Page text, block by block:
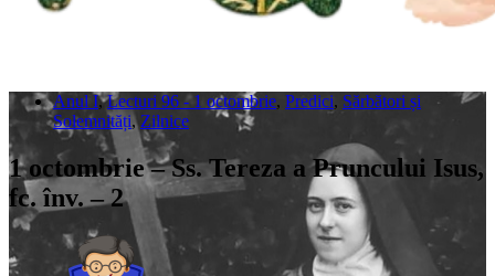
Anul I,Lecturi 96 - 1 octombrie, Predici, Sărbători și
Solemnități,Zilnice
1 octombrie – Ss. Tereza a Pruncului Isus,
fc. înv. – 2